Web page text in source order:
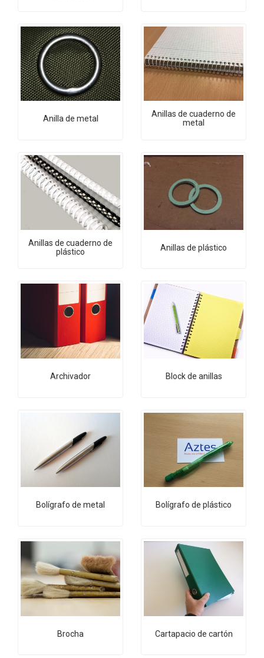
Anilla de metal
Anillas de cuaderno de
metal
Anillas de cuaderno de
plástico
Anillas de plástico
Archivador Block de anillas
Bolígrafo de metal Bolígrafo de plástico
Brocha Cartapacio de cartón